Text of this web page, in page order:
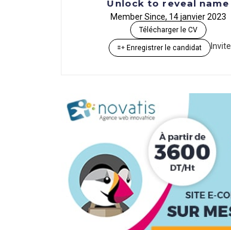
Unlock to reveal name
Member Since, 14 janvier 2023
Télécharger le CV
Enregistrer le candidat Invite